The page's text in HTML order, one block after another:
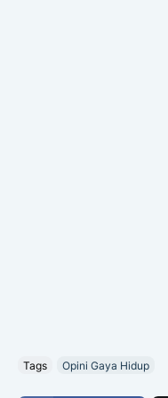
Tags Opini Gaya Hidup